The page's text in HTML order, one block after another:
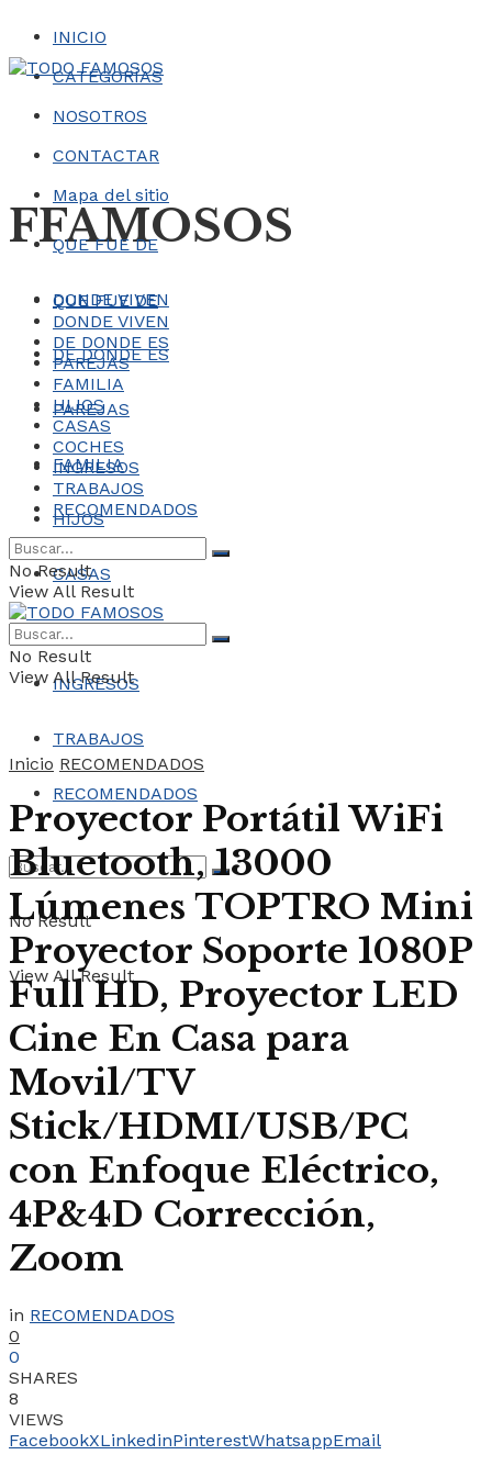
INICIO
CATEGORÍAS
NOSOTROS
CONTACTAR
Mapa del sitio
FFAMOSOS
QUE FUE DE
DONDE VIVEN
DE DONDE ES
PAREJAS
FAMILIA
HIJOS
CASAS
COCHES
INGRESOS
TRABAJOS
RECOMENDADOS
No Result
View All Result
QUE FUE DE
DONDE VIVEN
DE DONDE ES
PAREJAS
FAMILIA
HIJOS
CASAS
COCHES
INGRESOS
TRABAJOS
RECOMENDADOS
No Result
View All Result
No Result
View All Result
Inicio RECOMENDADOS
Proyector Portátil WiFi
Bluetooth, 13000
Lúmenes TOPTRO Mini
Proyector Soporte 1080P
Full HD, Proyector LED
Cine En Casa para
Movil/TV
Stick/HDMI/USB/PC
con Enfoque Eléctrico,
4P&4D Corrección,
Zoom
in RECOMENDADOS
0
0
SHARES
8
VIEWS
FacebookXLinkedinPinterestWhatsappEmail